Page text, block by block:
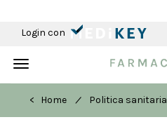
Login con
Toggle
< Home
/ Politica sanitaria